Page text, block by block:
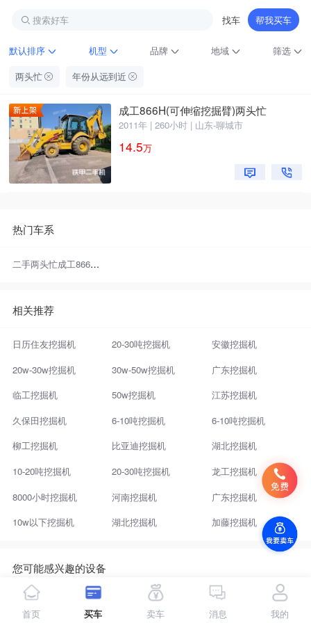
搜索好车 找车 帮我买车
默认排序 机型 品牌 地域
筛选
两头忙
年份从远到近
成工866H(可伸缩挖掘臂)两头忙
2011年 | 260小时 | 山东-聊城市
14.5万
热门车系
二手两头忙成工866H(可伸缩挖掘臂)
相关推荐
日历住友挖掘机 20-30吨挖掘机
安徽挖掘机
20w-30w挖掘机
30w-50w挖掘机
广东挖掘机
临工挖掘机
50w挖掘机
江苏挖掘机
久保田挖掘机
6-10吨挖掘机
6-10吨挖掘机
柳工挖掘机
比亚迪挖掘机
湖北挖掘机
10-20吨挖掘机
20-30吨挖掘机
龙工挖掘机
8000小时挖掘机
河南挖掘机
广东挖掘机
10w以下挖掘机
湖北挖掘机 加藤挖掘机
您可能感兴趣的设备
个人旧中山两头忙分期 找镇江两头忙出售
个人益阳两头忙买卖
首页 买车 卖车 消息 我的